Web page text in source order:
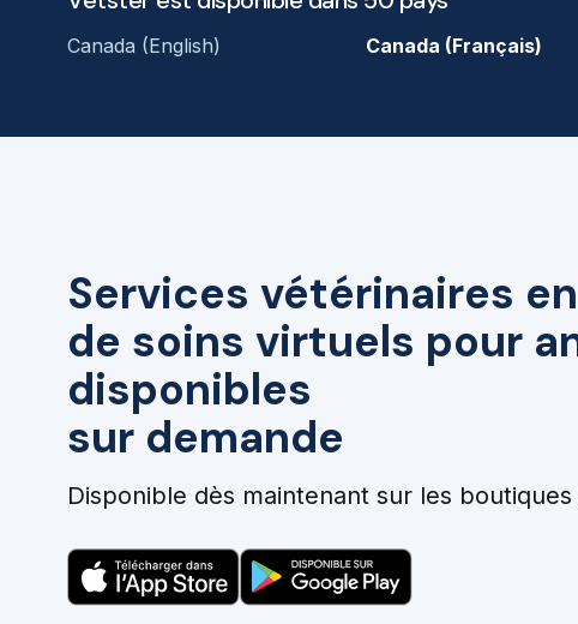
Services vétérinaires
de soins virtuels pour
disponibles
sur demande
Disponible dès maintenant sur les
Canada (English) Canada (Français)